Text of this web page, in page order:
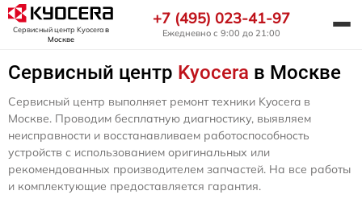
Сервисный центр Kyoceraв
Москве
+7 (495) 023-41-97
Ежедневно с 9:00 до 21:00
Сервисный центр Kyocera в Москве
Сервисный центр выполняет ремонт техники Kyocera в
Москве. Проводим бесплатную диагностику, выявляем
неисправности и восстанавливаем работоспособность
устройств с использованием оригинальных или
рекомендованных производителем запчастей. На все работы
и комплектующие предоставляется гарантия.